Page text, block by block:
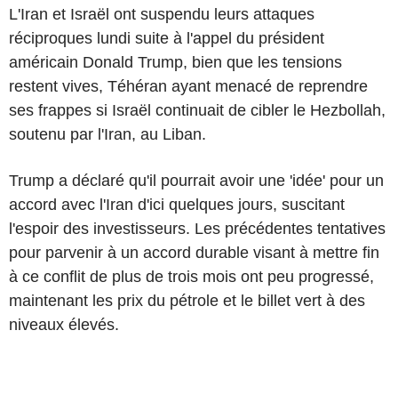
L'Iran et Israël ont suspendu leurs attaques
réciproques lundi suite à l'appel du président
américain Donald Trump, bien que les tensions
restent vives, Téhéran ayant menacé de reprendre
ses frappes si Israël continuait de cibler le Hezbollah,
soutenu par l'Iran, au Liban.
Trump a déclaré qu'il pourrait avoir une 'idée' pour un
accord avec l'Iran d'ici quelques jours, suscitant
l'espoir des investisseurs. Les précédentes tentatives
pour parvenir à un accord durable visant à mettre fin
à ce conflit de plus de trois mois ont peu progressé,
maintenant les prix du pétrole et le billet vert à des
niveaux élevés.